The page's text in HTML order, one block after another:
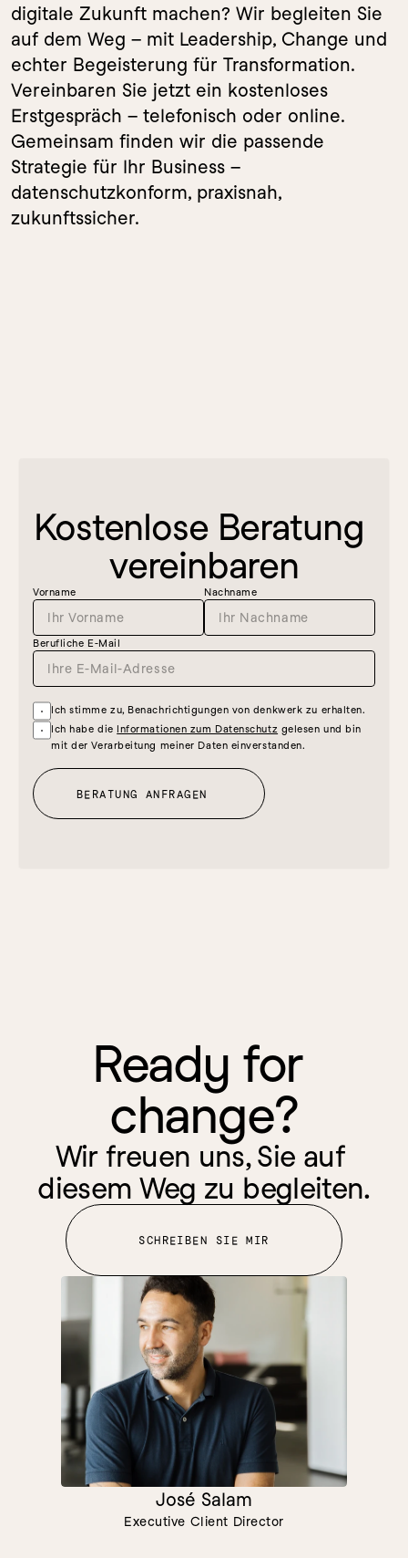
digitale Zukunft machen? Wir begleiten Sie
auf dem Weg – mit Leadership, Change und
echter Begeisterung für Transformation.
Vereinbaren Sie jetzt ein kostenloses
Erstgespräch – telefonisch oder online.
Gemeinsam finden wir die passende
Strategie für Ihr Business –
datenschutzkonform, praxisnah,
zukunftssicher.
Kostenlose Beratung
vereinbaren
Vorname Nachname
Berufliche E-Mail
Ich stimme zu, Benachrichtigungen von denkwerk zu erhalten.
Ich habe die Informationen zum Datenschutz gelesen und bin
mit der Verarbeitung meiner Daten einverstanden.
BERATUNG ANFRAGEN
Ready for
change?
Wir freuen uns, Sie auf
diesem Weg zu begleiten.
SCHREIBEN SIE MIR
José Salam
Executive Client Director